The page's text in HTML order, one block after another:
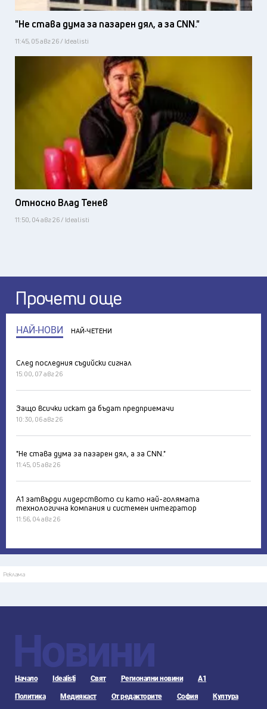
"Не става дума за пазарен дял, а за CNN."
11:45, 05 авг 26 / Idealisti
Относно Влад Тенев
11:50, 04 авг 26 / Idealisti
Прочети още
НАЙ-НОВИ НАЙ-ЧЕТЕНИ
След последния съдийски сигнал
15:00, 07 авг 26
Защо всички искат да бъдат предприемачи
10:30, 06 авг 26
"Не става дума за пазарен дял, а за CNN."
11:45, 05 авг 26
А1 затвърди лидерството си като най-голямата
технологична компания и системен интегратор
11:56, 04 авг 26
Реклама
Новини
Начало Idealisti Свят Регионални новини А1
Политика Медиякаст От редакторите София Култура